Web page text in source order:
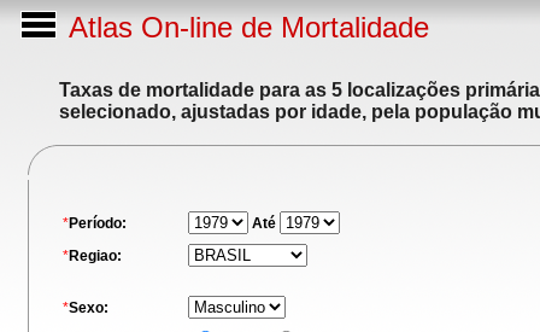
Atlas On-line de Mortalidade
Taxas de mortalidade para as 5 localizações
selecionado, ajustadas por idade, pela população
*Período:
Até
*Regiao:
*Sexo: